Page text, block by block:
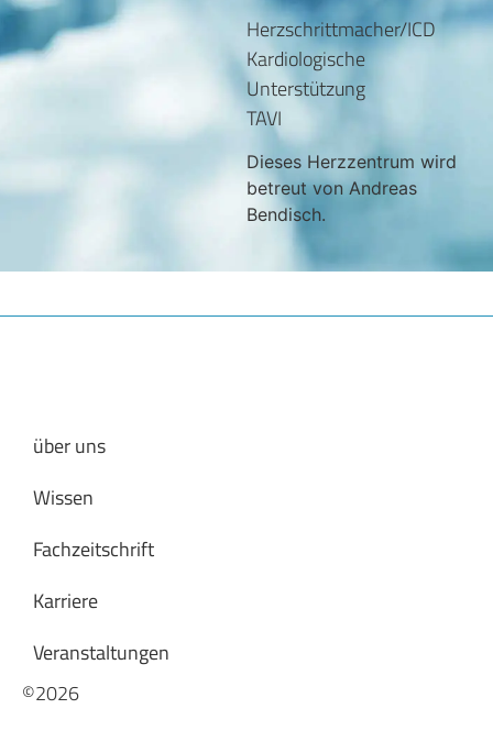
Herzschrittmacher/ICD
Kardiologische
Unterstützung
TAVI
Dieses Herzzentrum wird
betreut von Andreas
Bendisch.
über uns
Wissen
Fachzeitschrift
Karriere
Veranstaltungen
©2026